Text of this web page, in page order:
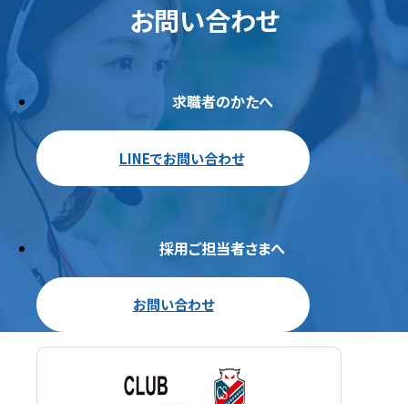
お問い合わせ
求職者のかたへ
LINEでお問い合わせ
採用ご担当者さまへ
お問い合わせ